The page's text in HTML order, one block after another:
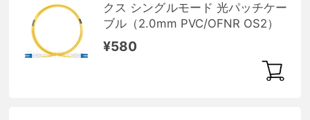
クス シングルモード 光パッチケー
ブル（2.0mm PVC/OFNR OS2）
¥580